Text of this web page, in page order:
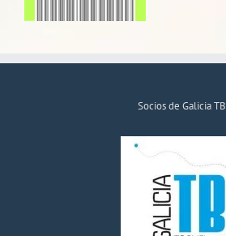
Socios de Galicia TB